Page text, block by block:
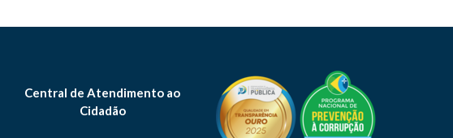
Central de Atendimento ao
Cidadão